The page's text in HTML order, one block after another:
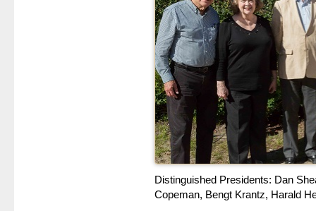
Distinguished Presidents: Dan
Copeman, Bengt Krantz, Harald